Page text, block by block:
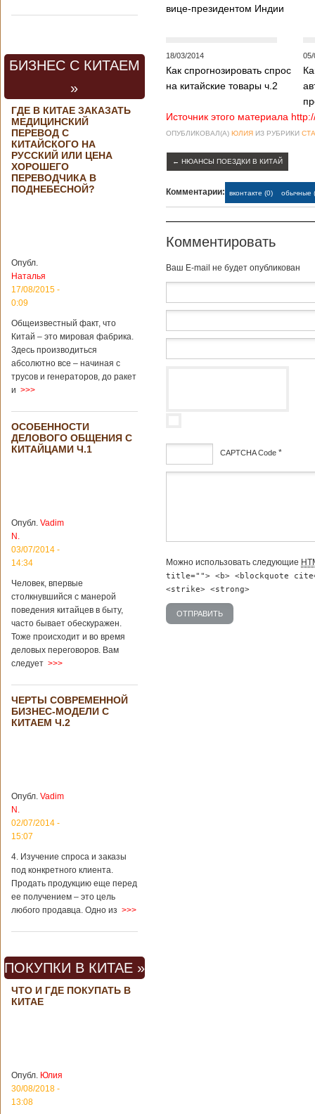
Кладов
аэрокосмической
выставки Aero
Бангалоре в
Индии. Контракт
между Китаем и
Россией на
разработку,
Подробнее...
Опубликовано
21/02/2019 - 22:26
В Китае найден
древний
по добыче бирюзы
на территории
Синьцзян-
Уйгурского
района, что на
северо-западе
Китая. Об этом
сообщает
агентство Синьхуа,
ссылаясь на
институт
археологии и
культурных
реликвий. Площадь
километров.
Сообщается, что
функциональных
зон для
Подробнее...
Опубликовано
12/02/2019 - 10:40
Удивительные
для туристов
вещи в Китае
Традиции и
образ жизни
жителей Китая
существенно
европейского быта.
Мы собрали для
вас информацию о
вещах, которые
Пекине или
Шанхае терактов
Китай в этом
отношении
считается
государством. Но в
метрополитене
Шанхая или
Подробнее...
23/09/2018 - 13:07
В Китае
свет ребенок
через 4 года
после смерти
родителей
В Китае спустя 4
года после смерти
появился их
ребенок. Выносила
несколько
эмбрионов, так как
планировали
БИЗНЕС С КИТАЕМ
»
ГДЕ В КИТАЕ ЗАКАЗАТЬ
МЕДИЦИНСКИЙ
ПЕРЕВОД С
КИТАЙСКОГО НА
РУССКИЙ ИЛИ ЦЕНА
ХОРОШЕГО
ПЕРЕВОДЧИКА В
ПОДНЕБЕСНОЙ?
Опубл.
Наталья
17/08/2015 -
0:09
Общеизвестный факт, что
Китай – это мировая фабрика.
Здесь производиться
абсолютно все – начиная с
трусов и генераторов, до ракет
и >>>
ОСОБЕННОСТИ
ДЕЛОВОГО ОБЩЕНИЯ С
КИТАЙЦАМИ Ч.1
Опубл. Vadim
N.
03/07/2014 -
14:34
Человек, впервые
столкнувшийся с манерой
поведения китайцев в быту,
часто бывает обескуражен.
Тоже происходит и во время
деловых переговоров. Вам
следует >>>
ЧЕРТЫ СОВРЕМЕННОЙ
БИЗНЕС-МОДЕЛИ С
КИТАЕМ Ч.2
Опубл. Vadim
N.
02/07/2014 -
15:07
4. Изучение спроса и заказы
под конкретного клиента.
Продать продукцию еще перед
ее получением – это цель
любого продавца. Одно из >>>
ПОКУПКИ В КИТАЕ »
ЧТО И ГДЕ ПОКУПАТЬ В
КИТАЕ
Опубл. Юлия
30/08/2018 -
13:08
вице-президентом Индии
18/03/2014
Как спрогнозировать спрос
на китайские товары ч.2
05/
Источник этого материала
ОПУБЛИКОВАЛ(А) ЮЛИЯ ИЗ РУБРИКИ
← НЮАНСЫ ПОЕЗДКИ В КИТАЙ
Комментарии: вконтакте (0) обычные
Комментировать
Baш E-mail не будет опубликован
CAPTCHA Code *
Можно использовать следующие
title=""> <b> <blockquote
<strike> <strong>